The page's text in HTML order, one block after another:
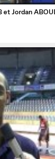
Jordan